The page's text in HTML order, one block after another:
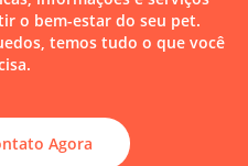
o bem-estar do seu pet.
temos tudo o que você
Agora